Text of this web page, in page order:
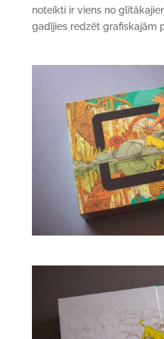
noteikti ir viens no
gadījies redzēt grafiskajām